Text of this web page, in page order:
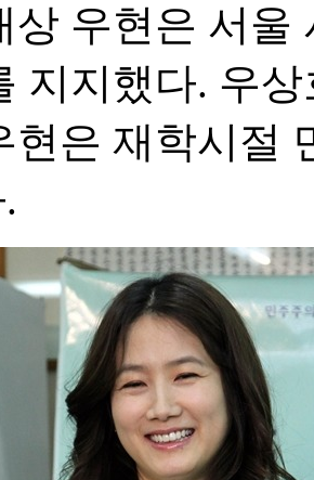
상 우현은 서울
지지했다. 우
현은 재학시절